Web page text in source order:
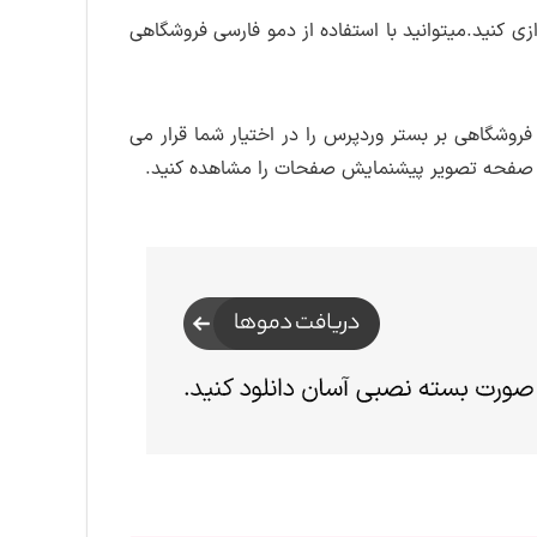
دریافت قالب روی لینک دانلود کنید.به این
با استفاده از دمو فارسی فروشگاهی
بر بستر وردپرس را در اختیار شما قرار می
صفحه تصویر پیشنمایش صفحات را مشاهده کنید.